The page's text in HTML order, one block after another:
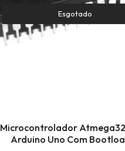
Esgotado
Microcontrolador
Arduino Uno Com